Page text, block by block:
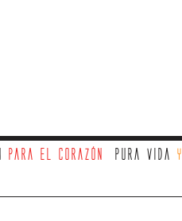
para el corazón Pura vida